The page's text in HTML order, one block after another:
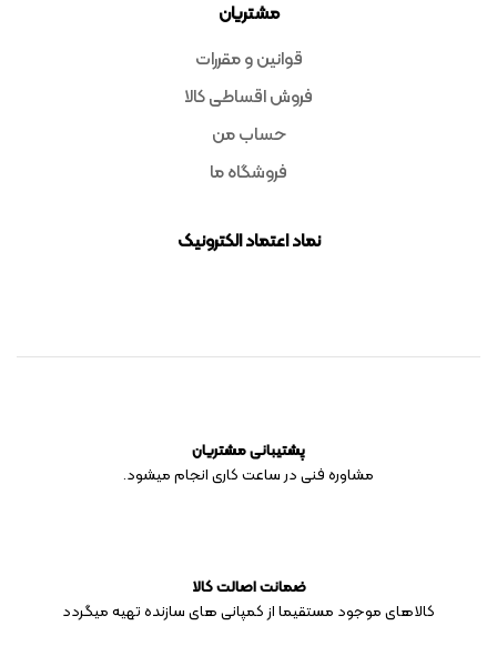
مشتریان
قوانین و مقررات
فروش اقساطی کالا
حساب من
فروشگاه ما
نماد اعتماد الکترونیک
پشتیبانی مشتریان
مشاوره فنی در ساعت کاری انجام میشود.
ضمانت اصالت کالا
کالاهای موجود مستقیما از کمپانی های سازنده تهیه میگردد